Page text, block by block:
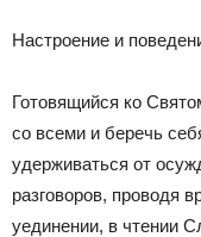
Настроение и
Готовящийся ко
со всеми и беречь
удерживаться от
разговоров, проводя
уединении, в чтении